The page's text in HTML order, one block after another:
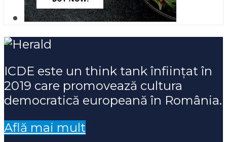
ICDE este un think tank înființat în
2019 care promovează cultura
democratică europeană în România.
Află mai mult